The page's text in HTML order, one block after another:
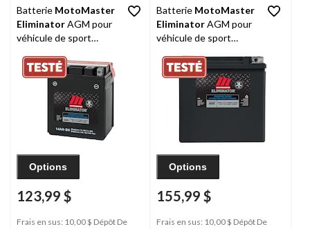
Batterie MotoMaster
EliminatorAGM pour
véhicule de sport
Options
123,99 $
Frais en sus: 10,00 $ Dépôt De
Batterie MotoMaster
EliminatorAGM pour
véhicule de sport
usine, ETX14
Options
155,99 $
Frais en sus: 10,00 $ Dépôt De